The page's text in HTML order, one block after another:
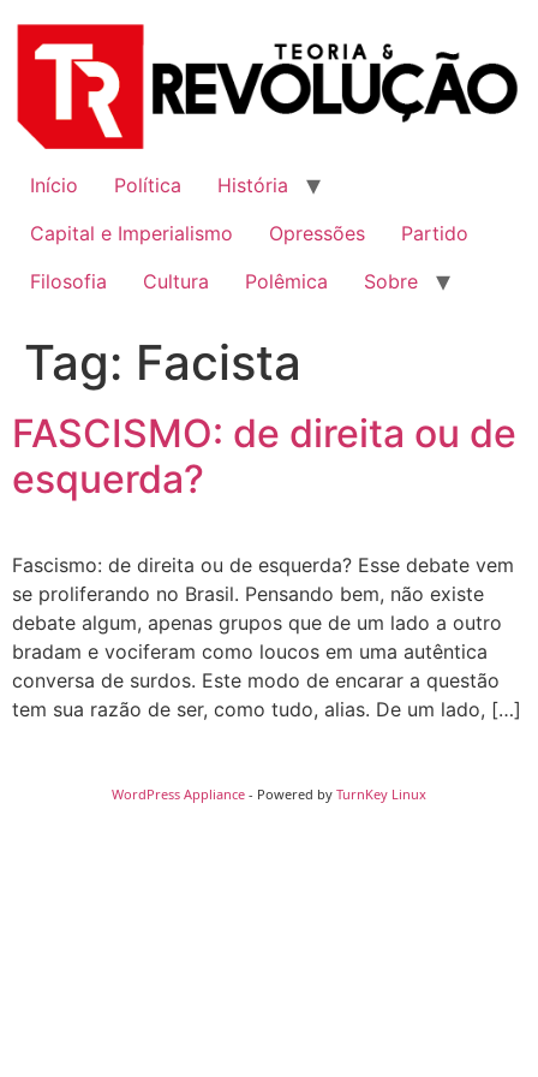
para
Início Política
História
Capital e Imperialismo
Opressões
Partido
Filosofia
Cultura Polêmica Sobre
Tag: Facista
FASCISMO: de direita ou de
esquerda?
Fascismo: de direita ou de esquerda? Esse debate vem
se proliferando no Brasil. Pensando bem, não existe
debate algum, apenas grupos que de um lado a outro
bradam e vociferam como loucos em uma autêntica
conversa de surdos. Este modo de encarar a questão
tem sua razão de ser, como tudo, alias. De um lado, […]
WordPress Appliance - Powered by TurnKey Linux